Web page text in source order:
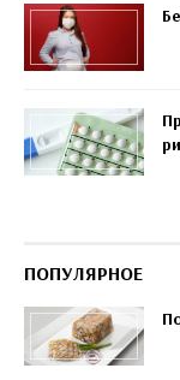
ПОПУЛЯРНОЕ